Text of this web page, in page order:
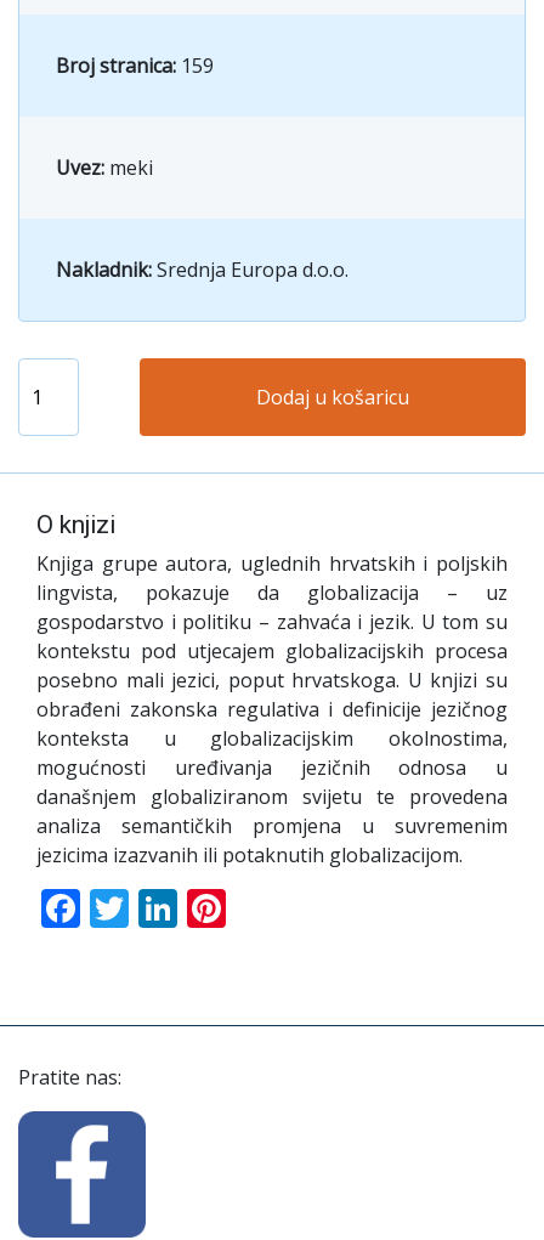
Broj stranica: 159
Uvez: meki
Nakladnik:Srednja Europa d.o.o.
Dodaj u košaricu
O knjizi
Knjiga grupe autora, uglednih hrvatskih i poljskih
lingvista, pokazuje da globalizacija – uz
gospodarstvo i politiku – zahvaća i jezik. U tom su
kontekstu pod utjecajem globalizacijskih procesa
posebno mali jezici, poput hrvatskoga. U knjizi su
obrađeni zakonska regulativa i definicije jezičnog
konteksta u globalizacijskim okolnostima,
mogućnosti uređivanja jezičnih odnosa u
današnjem globaliziranom svijetu te provedena
analiza semantičkih promjena u suvremenim
jezicima izazvanih ili potaknutih globalizacijom.
Facebook
TwitterLinkedIn
Pratite nas: